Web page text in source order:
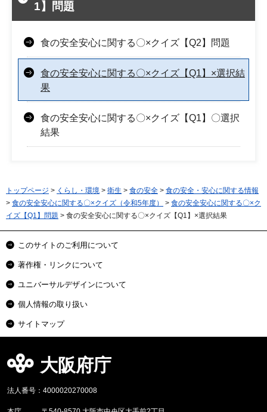
1】問題
食の安全安心に関する〇×クイズ【Q2】問題
食の安全安心に関する〇×クイズ【Q1】×選択結
果
食の安全安心に関する〇×クイズ【Q1】〇選択
結果
トップページ > くらし・環境 > 衛生 > 食の安全 > 食の安全・安心に関する情報
> 食の安全安心に関する〇×クイズ（令和5年度） > 食の安全安心に関する〇×ク
イズ【Q1】問題 > 食の安全安心に関する〇×クイズ【Q1】×選択結果
このサイトのご利用について
著作権・リンクについて
ユニバーサルデザインについて
個人情報の取り扱い
サイトマップ
大阪府庁
法人番号：4000020270008